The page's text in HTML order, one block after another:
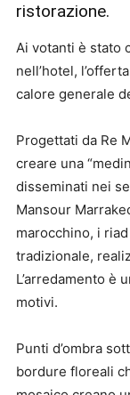
ristorazione.
Ai votanti è stato
nell’hotel,
calore generale
Progettati da Re
creare una
disseminati nei
Mansour
marocchino, i
tradizionale,
L’arredamento è
motivi.
Punti d’ombra
bordure floreali